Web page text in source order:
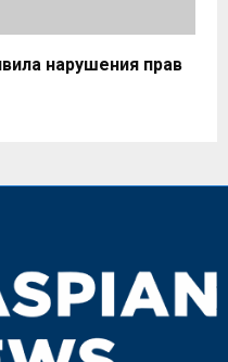
нарушения прав